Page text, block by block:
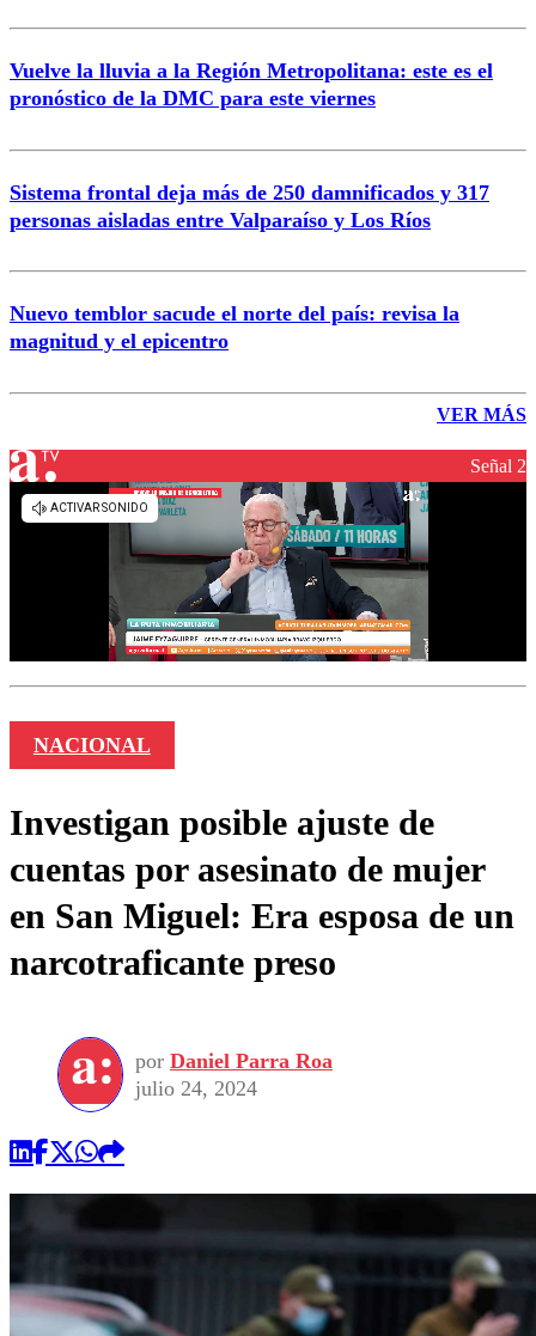
Vuelve la lluvia a la Región Metropolitana: este es el
pronóstico de la DMC para este viernes
Sistema frontal deja más de 250 damnificados y 317
personas aisladas entre Valparaíso y Los Ríos
Nuevo temblor sacude el norte del país: revisa la
magnitud y el epicentro
VER MÁS
Señal 2
NACIONAL
Investigan posible ajuste de
cuentas por asesinato de mujer
en San Miguel: Era esposa de un
narcotraficante preso
por Daniel Parra Roa
julio 24, 2024